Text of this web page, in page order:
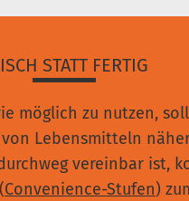
STATT FERTIG
möglich zu nutzen,
Lebensmitteln
vereinbar ist,
Convenience-Stufen)